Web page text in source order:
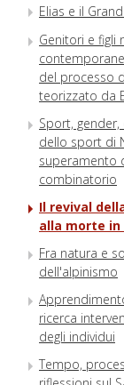
Elias e il
Genitori e figli
del processo
teorizzato da
Sport,
dello sport di
superamento
combinatorio
Il revival
alla morte
Fra natura e
dell'alpinismo
ricerca
degli individui
Tempo,